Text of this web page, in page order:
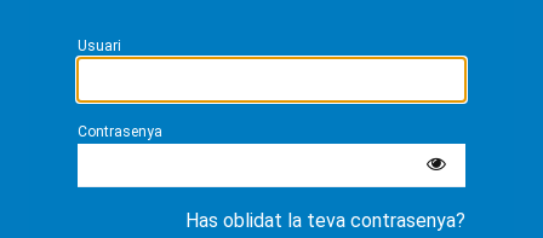
Usuari
Contrasenya
Has oblidat la teva contrasenya?